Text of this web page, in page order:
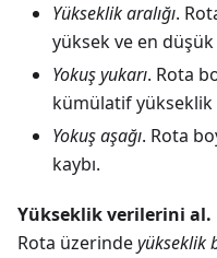
Yükseklik aralığı.
yüksek ve en
Yokuş yukarı. Rota
kümülatif yükseklik
Yokuş aşağı. Rota
kaybı.
Yükseklik verilerini al.
Rota üzerindeyükseklik